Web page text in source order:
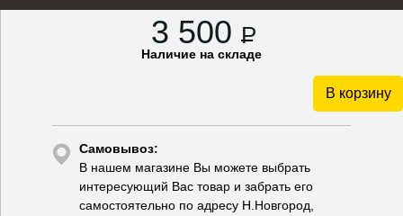
3 500 P
Наличие на складе
В корзину
Самовывоз:
В нашем магазине Вы можете выбрать
интересующий Вас товар и забрать его
самостоятельно по адресу Н.Новгород,